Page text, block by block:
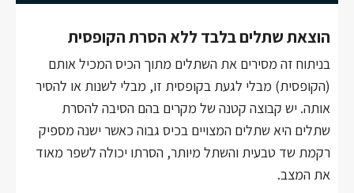
הוצאת שתלים בלבד ללא הסרת הקופסית
בניתוח זה מסירים את השתלים מתוך הכיס המכיל אותם
(הקופסית) מבלי לגעת בקופסית זו, מבלי לשנות או להסיר
אותה. יש קבוצה קטנה של מקרים בהם הסיבה להסרת
שתלים היא שתלים המצויים בכיס גבוה כאשר ישנה מספיק
רקמת שד טבעית והשתל מיותר, הסרתו יכולה לשפר מאוד
את המצב.